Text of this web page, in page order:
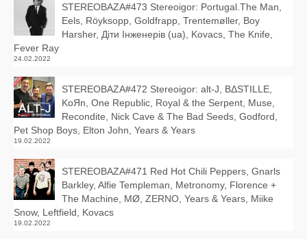
STEREOBAZA#473 Stereoigor: Portugal.The Man,
Eels, Röyksopp, Goldfrapp, Trentemøller, Boy
Harsher, Діти Інженерів (ua), Kovacs, The Knife,
Fever Ray
24.02.2022
STEREOBAZA#472 Stereoigor: alt‑J, BΔSTILLE,
KoЯn, One Republic, Royal & the Serpent, Muse,
Recondite, Nick Cave & The Bad Seeds, Godford,
Pet Shop Boys, Elton John, Years & Years
19.02.2022
STEREOBAZA#471 Red Hot Chili Peppers, Gnarls
Barkley, Alfie Templeman, Metronomy, Florence +
The Machine, MØ, ZERNO, Years & Years, Miike
Snow, Leftfield, Kovacs
19.02.2022